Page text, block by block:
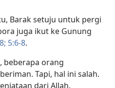
Barak setuju untuk pergi
juga ikut ke Gunung
5:6-8.
beberapa orang
Tapi, hal ini salah.
dari Allah.